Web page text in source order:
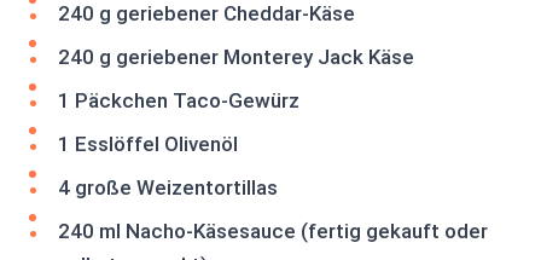
240 g geriebener Cheddar-Käse
240 g geriebener Monterey Jack Käse
1 Päckchen Taco-Gewürz
1 Esslöffel Olivenöl
4 große Weizentortillas
240 ml Nacho-Käsesauce (fertig gekauft oder